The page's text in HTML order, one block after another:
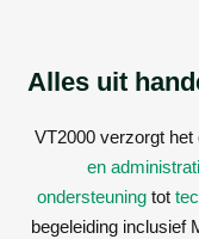
Alles uit
VT2000 verzorgt
en
ondersteuning tot
begeleiding inclusief